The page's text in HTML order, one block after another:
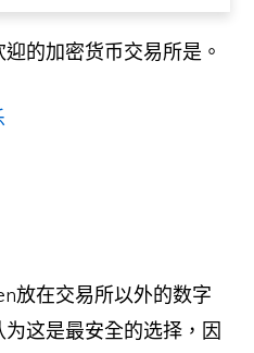
的加密货币交易所是。
放在交易所以外的数字
这是最安全的选择，因